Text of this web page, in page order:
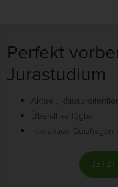
Perfekt
Jurastudium
Aktuell,
Überall verfügbar
Interaktive Quizfragen